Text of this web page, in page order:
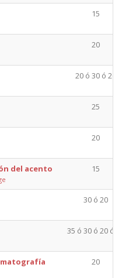
15
20
20 ó 30 ó 26
25
20
del acento 15
30 ó 20
35 ó 30 ó 20 ó
20